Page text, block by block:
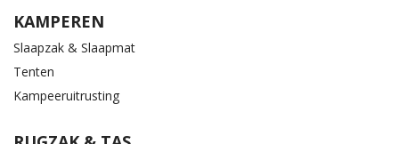
KAMPEREN
Slaapzak & Slaapmat
Tenten
Kampeeruitrusting